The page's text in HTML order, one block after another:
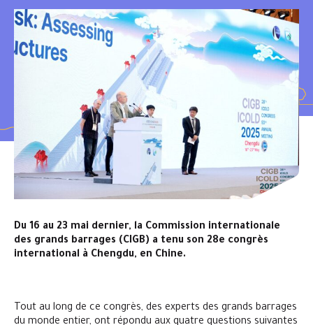
Du 16 au 23 mai dernier, la Commission internationale
des grands barrages (CIGB) a tenu son 28e congrès
international à Chengdu, en Chine.
Tout au long de ce congrès, des experts des grands barrages
du monde entier, ont répondu aux quatre questions suivantes